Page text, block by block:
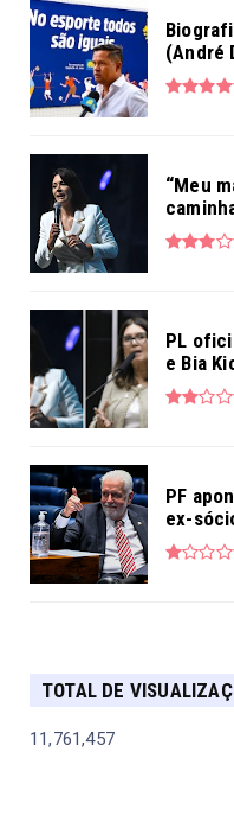
(André
“Meu
PL
e Bia
PF
ex-
TOTAL DE
11,761,457